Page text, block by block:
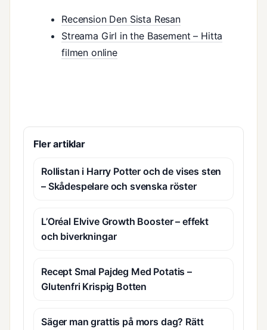
Recension Den Sista Resan
Streama Girl in the Basement – Hitta
filmen online
Fler artiklar
Rollistan i Harry Potter och de vises sten
– Skådespelare och svenska röster
L’Oréal Elvive Growth Booster – effekt
och biverkningar
Recept Smal Pajdeg Med Potatis –
Glutenfri Krispig Botten
Säger man grattis på mors dag? Rätt